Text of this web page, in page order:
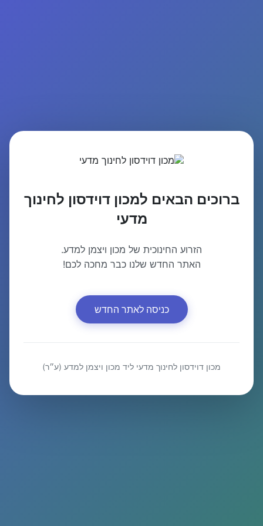
ברוכים הבאים למכון דוידסון לחינוך
מדעי
הזרוע החינוכית של מכון ויצמן למדע.
האתר החדש שלנו כבר מחכה לכם!
כניסה לאתר החדש
מכון דוידסון לחינוך מדעי ליד מכון ויצמן למדע (ע״ר)